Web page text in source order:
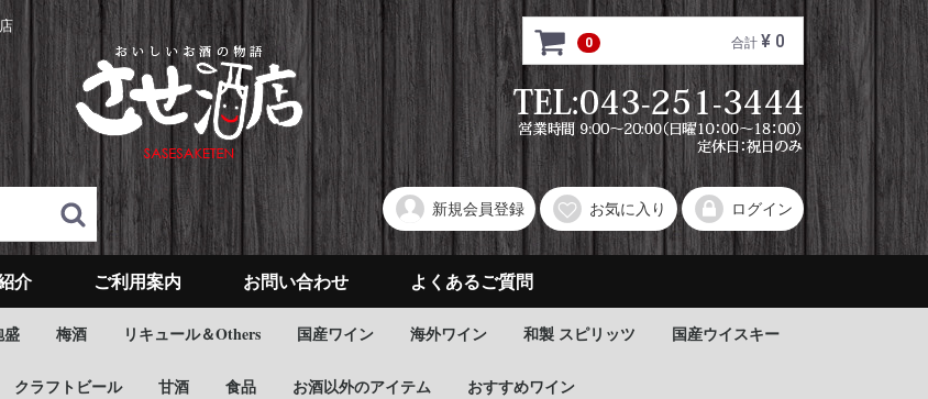
0 合計 ¥ 0
新規会員登録 お気に入り ログイン
介 ご利用案内 お問い合わせ よくあるご質問
盛 梅酒 リキュール＆Others 国産ワイン 海外ワイン 和製 スピリッツ 国産ウイスキー
クラフトビール 甘酒 食品 お酒以外のアイテム おすすめワイン